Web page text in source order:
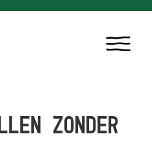
2
ZONDER